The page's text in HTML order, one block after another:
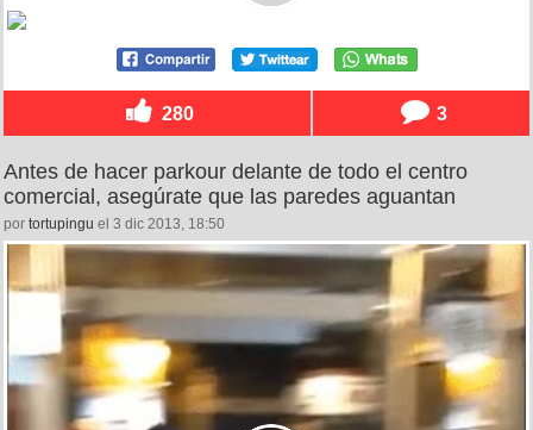
280 3
Antes de hacer parkour delante de todo el centro
comercial, asegúrate que las paredes aguantan
por tortupingu el 3 dic 2013, 18:50